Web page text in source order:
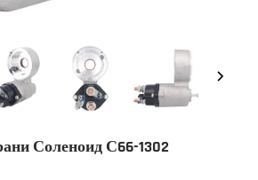
Соленоид С66-1302